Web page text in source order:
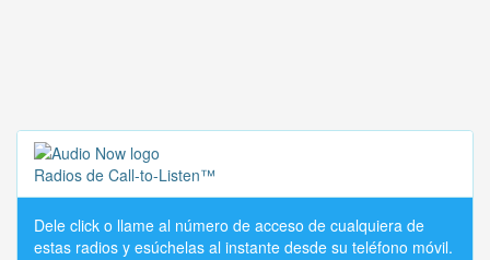
Radios de Call-to-Listen™
Dele click o llame al número de acceso de cualquiera de
estas radios y esúchelas al instante desde su teléfono móvil.